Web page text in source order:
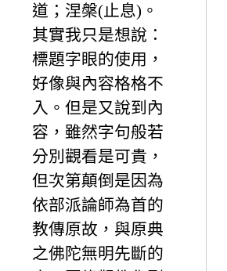
道；涅槃(止息)。
其實我只是想說：
標題字眼的使用，
好像與內容格格不
入。但是又說到內
容，雖然字句般若
分別觀看是可貴，
但次第顛倒是因為
依部派論師為首的
教傳原故，與原典
之佛陀無明先斷的